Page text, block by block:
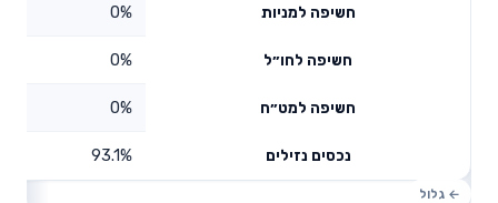
חשיפה למניות 0%
חשיפה לחו״ל 0%
חשיפה למט״ח 0%
נכסים נזילים 93.1%